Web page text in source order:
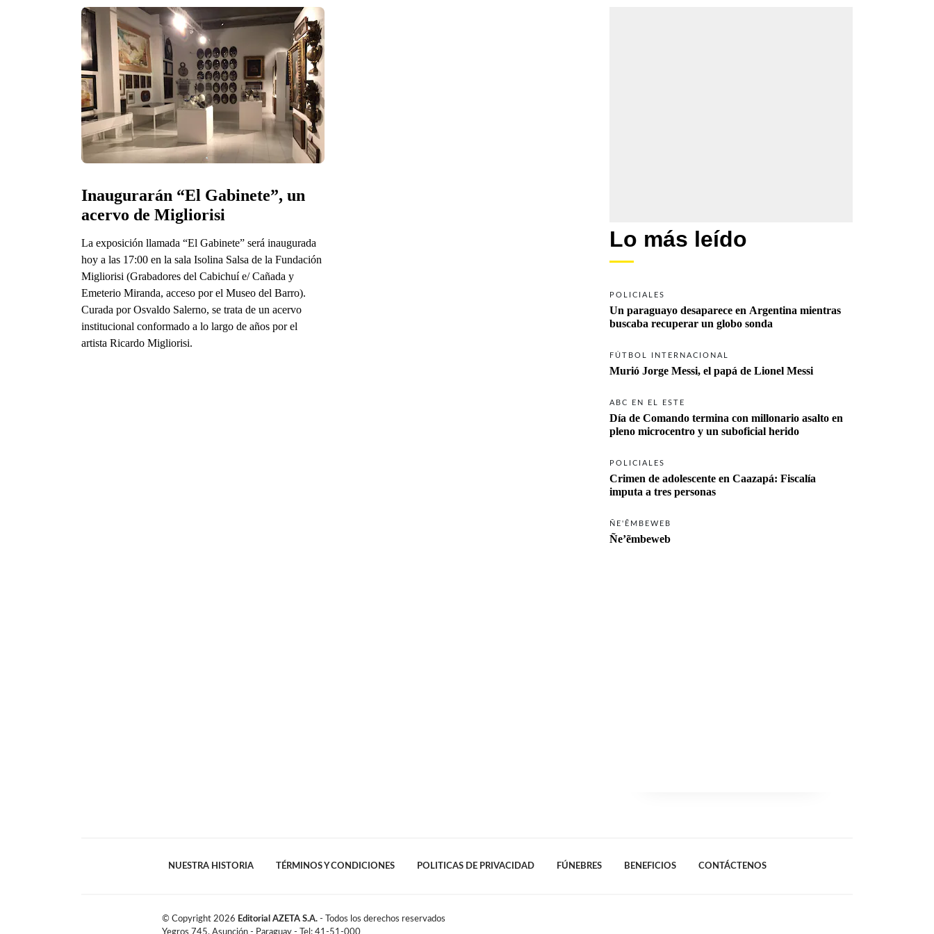
Inaugurarán “El Gabinete”, un
acervo de Migliorisi
La exposición llamada “El Gabinete” será inaugurada
hoy a las 17:00 en la sala Isolina Salsa de la Fundación
Migliorisi (Grabadores del Cabichuí e/ Cañada y
Emeterio Miranda, acceso por el Museo del Barro).
Curada por Osvaldo Salerno, se trata de un acervo
institucional conformado a lo largo de años por el
artista Ricardo Migliorisi.
Lo más leído
POLICIALES
Un paraguayo desaparece en Argentina mientras
FÚTBOL INTERNACIONAL
Murió Jorge Messi, el papá de Lionel Messi
ABC EN EL ESTE
Día de Comando termina con millonario asalto en
pleno microcentro y un suboficial herido
POLICIALES
Crimen de adolescente en Caazapá: Fiscalía
ÑE'ẼMBEWEB
Ñe’ẽmbeweb
NUESTRA HISTORIA TÉRMINOS Y CONDICIONES POLITICAS DE PRIVACIDAD FÚNEBRES BENEFICIOS CONTÁCTENOS
© Copyright 2026 Editorial AZETA S.A. - Todos los derechos reservados
Yegros 745, Asunción - Paraguay - Tel: 41-51-000